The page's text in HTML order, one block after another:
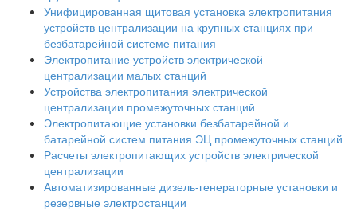
Унифицированная щитовая установка электропитания
устройств централизации на крупных станциях при
безбатарейной системе питания
Электропитание устройств электрической
централизации малых станций
Устройства электропитания электрической
централизации промежуточных станций
Электропитающие установки безбатарейной и
батарейной систем питания ЭЦ промежуточных станций
Расчеты электропитающих устройств электрической
централизации
Автоматизированные дизель-генераторные установки и
резервные электростанции